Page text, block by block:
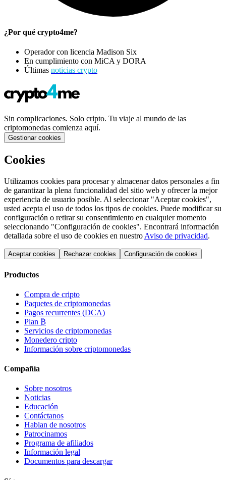
¿Por qué crypto4me?
Operador con licencia Madison Six
En cumplimiento con MiCA y DORA
Últimas noticias crypto
Sin complicaciones. Solo cripto. Tu viaje al mundo de las
criptomonedas comienza aquí.
Gestionar cookies
Cookies
Utilizamos cookies para procesar y almacenar datos personales a fin
de garantizar la plena funcionalidad del sitio web y ofrecer la mejor
experiencia de usuario posible. Al seleccionar "Aceptar cookies",
usted acepta el uso de todos los tipos de cookies. Puede modificar su
configuración o retirar su consentimiento en cualquier momento
seleccionando "Configuración de cookies". Encontrará información
detallada sobre el uso de cookies en nuestro Aviso de privacidad.
Aceptar cookies Rechazar cookies Configuración de cookies
Productos
Compra de cripto
Paquetes de criptomonedas
Pagos recurrentes (DCA)
Plan ₿
Servicios de criptomonedas
Monedero cripto
Información sobre criptomonedas
Compañía
Sobre nosotros
Noticias
Educación
Contáctanos
Hablan de nosotros
Patrocinamos
Programa de afiliados
Información legal
Documentos para descargar